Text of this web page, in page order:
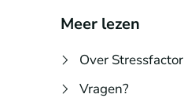
Meer lezen
Over Stressfactor
Vragen?